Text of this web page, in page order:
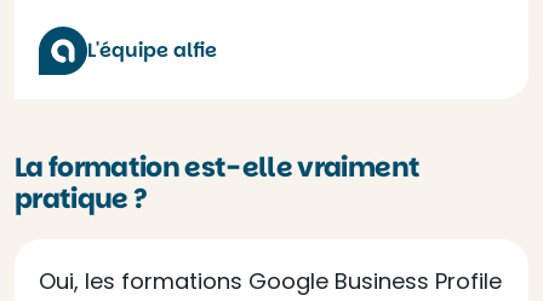
L'équipe alfie
La formation est-elle vraiment
pratique ?
Oui, les formations Google Business Profile